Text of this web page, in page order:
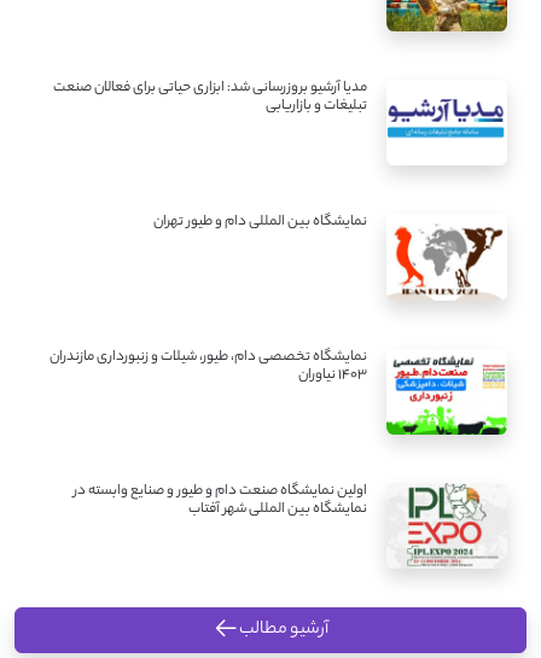
مدیا آرشیو بروزرسانی شد: ابزاری حیاتی برای فعالان صنعت
تبلیغات و بازاریابی
نمایشگاه بین المللی دام و طیور تهران
نمایشگاه تخصصی دام، طیور، شیلات و زنبورداری مازندران
1403 نیاوران
اولین نمایشگاه صنعت دام و طیور و صنایع وابسته در
نمایشگاه بین المللی شهر آفتاب
آرشیو مطالب